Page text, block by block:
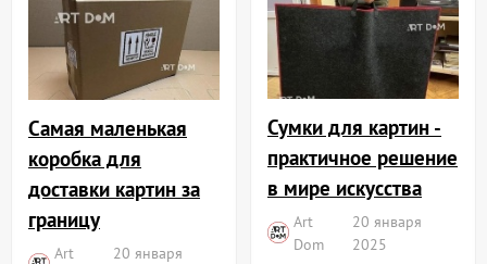
Самая маленькая
коробка для
доставки картин за
границу
Art
20 января
Сумки для картин -
практичное решение
в мире искусства
Art
Dom
20 января
2025